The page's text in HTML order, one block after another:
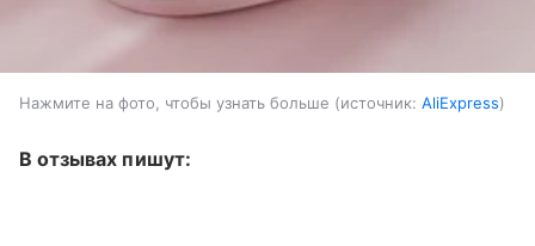
Нажмите на фото, чтобы узнать больше источник: AliExpress
В отзывах пишут: